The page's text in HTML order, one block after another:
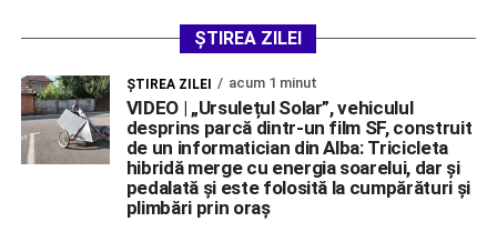
ȘTIREA ZILEI
ŞTIREA ZILEI acum 1 minut
VIDEO | „Ursulețul Solar”, vehiculul
desprins parcă dintr-un film SF, construit
de un informatician din Alba: Tricicleta
hibridă merge cu energia soarelui, dar și
pedalată și este folosită la cumpărături și
plimbări prin oraș